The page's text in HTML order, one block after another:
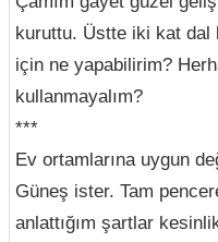
kuruttu. Üstte iki kat dal
için ne yapabilirim?
kullanmayalım?
***
Ev ortamlarına uygun
Güneş ister. Tam
anlattığım şartlar